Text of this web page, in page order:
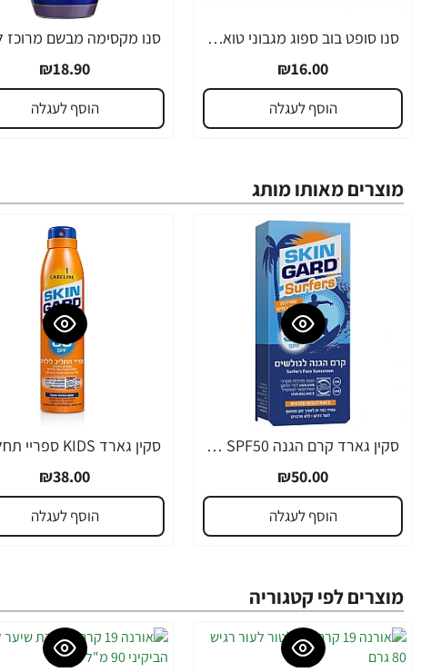
סנו סופט בוב ספוג מגבוני טואלט לחים - 144 מגבונים
₪16.00
הוסף לעגלה
₪18.90
הוסף לעגלה
מוצרים מאותו מותג
סקין גארד קרם הגנה SPF50 לגולשים לפנים 60 מ"ל - מבית SKIN GARD
₪50.00
הוסף לעגלה
₪38.00
הוסף לעגלה
מוצרים לפי קטגוריה